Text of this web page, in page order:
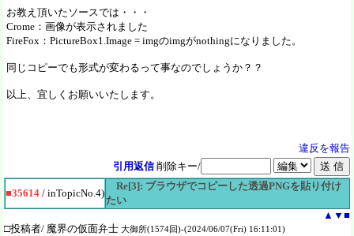
お教え頂いたソースでは・・・
Crome：画像が表示されました
FireFox：PictureBox1.Image = imgのimgがnothingになりました。
同じコピーでも形式が変わるって事なのでしょうか？？
以上、宜しくお願いいたします。
違反を報告
引用返信 削除キー/
■35614 / inTopicNo.4)
Re[3]: ブラウザでコピーした透過PNGを貼り付け
たい
▲ ▼ ■
□投稿者/ 魔界の仮面弁士 大御所(1574回)-(2024/06/07(Fri) 16:11:01)